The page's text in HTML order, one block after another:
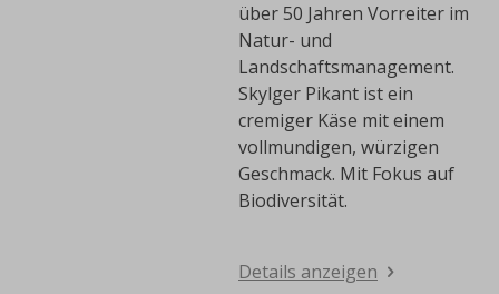
über 50 Jahren Vorreiter im
Natur- und
Landschaftsmanagement.
Skylger Pikant ist ein
cremiger Käse mit einem
vollmundigen, würzigen
Geschmack. Mit Fokus auf
Biodiversität.
Details anzeigen